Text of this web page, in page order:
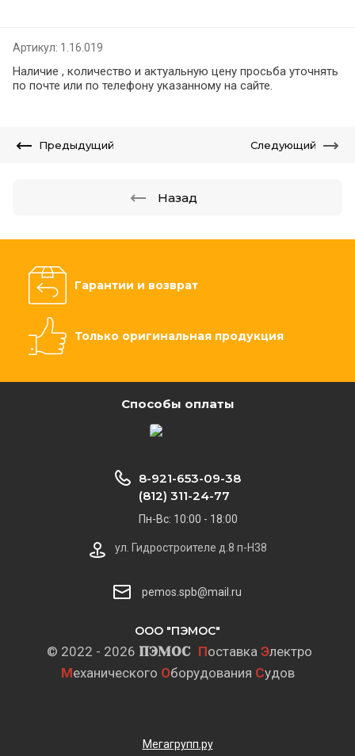
Артикул: 1.16.019
Наличие , количество и актуальную цену просьба уточнять
по почте или по телефону указанному на сайте.
Предыдущий Следующий
Назад
Гарантии и возврат
Только оригинальная продукция
Способы оплаты
ООО "ПЭМОС"
© 2022 - 2026 ПЭМОС Поставка Электро
Механического Оборудования Судов
8-921-653-09-38
(812) 311-24-77
Пн-Вс: 10:00 - 18:00
ул. Гидростроителе д.8 п-Н38
pemos.spb@mail.ru
Мегагрупп.ру